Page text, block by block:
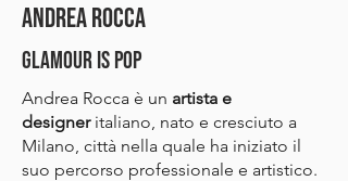
ANDREA ROCCA
GLAMOUR IS POP
Andrea Rocca è un artista e
designeritaliano, nato e cresciuto a
Milano, città nella quale ha iniziato il
suo percorso professionale e artistico.